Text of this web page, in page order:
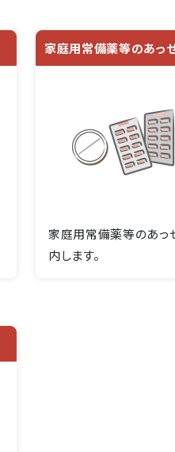
家庭用常備薬等のあっ
家庭用常備薬等のあっ
内します。